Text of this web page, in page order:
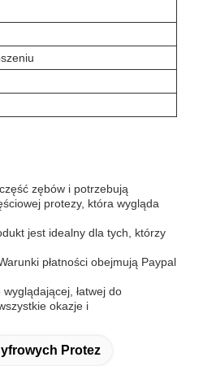
zębów i potrzebują
protezy, która wygląda
jest idealny dla tych, którzy
płatności obejmują Paypal
łatwej do
okazje i
Protez